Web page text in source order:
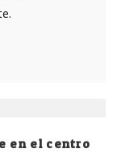
en el centro